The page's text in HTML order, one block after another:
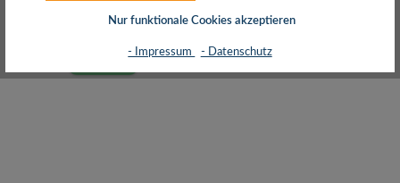
Nur funktionale Cookies akzeptieren
- Impressum - Datenschutz